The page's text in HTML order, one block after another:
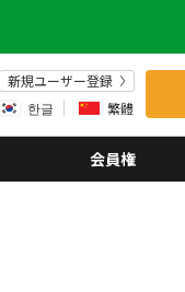
新規ユーザー登録
한글 繁體
会員権